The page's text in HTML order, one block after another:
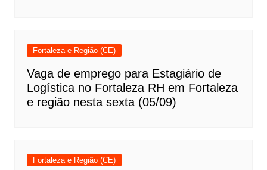
Fortaleza e Região (CE)
Vaga de emprego para Estagiário de
Logística no Fortaleza RH em Fortaleza
e região nesta sexta (05/09)
Fortaleza e Região (CE)